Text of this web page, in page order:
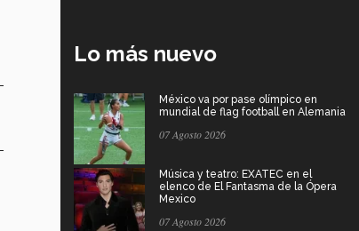
Lo más nuevo
México va por pase olímpico en
mundial de flag football en Alemania
07 Agosto 2026
Música y teatro: EXATEC en el
elenco de El Fantasma de la Ópera
Mexico
07 Agosto 2026